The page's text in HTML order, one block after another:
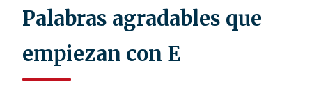
Palabras agradables que
empiezan con E